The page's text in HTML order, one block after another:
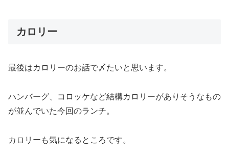
カロリー
最後はカロリーのお話で〆たいと思います。
ハンバーグ、コロッケなど結構カロリーがありそうなもの
が並んでいた今回のランチ。
カロリーも気になるところです。